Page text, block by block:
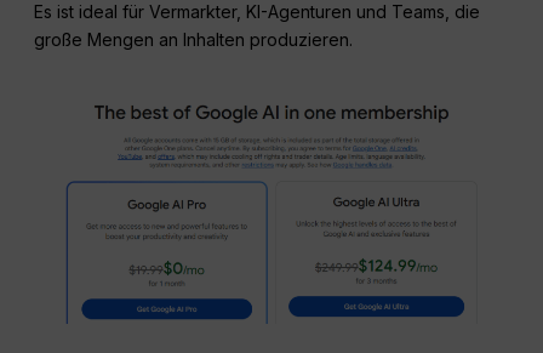
Es ist ideal für Vermarkter, KI-Agenturen und Teams, die
große Mengen an Inhalten produzieren.